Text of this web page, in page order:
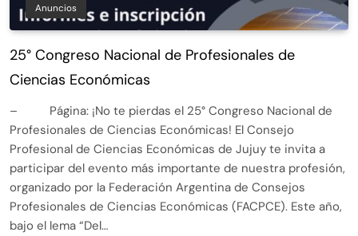
Anuncios
25° Congreso Nacional de Profesionales de
Ciencias Económicas
– Página: ¡No te pierdas el 25° Congreso Nacional de
Profesionales de Ciencias Económicas! El Consejo
Profesional de Ciencias Económicas de Jujuy te invita a
participar del evento más importante de nuestra profesión,
organizado por la Federación Argentina de Consejos
Profesionales de Ciencias Económicas (FACPCE). Este año,
bajo el lema “Del…